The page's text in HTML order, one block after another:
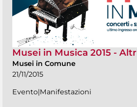
Musei in Musica 2015 -
Musei in Comune
21/11/2015
Evento|Manifestazioni